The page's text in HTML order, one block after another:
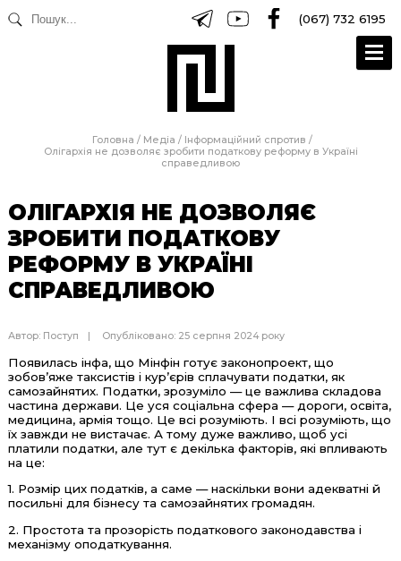
(067) 732 6195
Головна / Медіа / Інформаційний спротив /
Олігархія не дозволяє зробити податкову реформу в Україні
справедливою
ОЛІГАРХІЯ НЕ ДОЗВОЛЯЄ
ЗРОБИТИ ПОДАТКОВУ
РЕФОРМУ В УКРАЇНІ
СПРАВЕДЛИВОЮ
Автор: Поступ Опубліковано: 25 серпня 2024 року
Появилась інфа, що Мінфін готує законопроект, що
зобов’яже таксистів і кур’єрів сплачувати податки, як
самозайнятих. Податки, зрозуміло — це важлива складова
частина держави. Це уся соціальна сфера — дороги, освіта,
медицина, армія тощо. Це всі розуміють. І всі розуміють, що
їх завжди не вистачає. А тому дуже важливо, щоб усі
платили податки, але тут є декілька факторів, які впливають
на це:
1. Розмір цих податків, а саме — наскільки вони адекватні й
посильні для бізнесу та самозайнятих громадян.
2. Простота та прозорість податкового законодавства і
механізму оподаткування.